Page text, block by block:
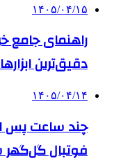
۱۴۰۵/۰۴/۱۵
راهنمای جامع
دقیق‌ترین
۱۴۰۵/۰۴/۱۴
چند ساعت پس از
فوتبال